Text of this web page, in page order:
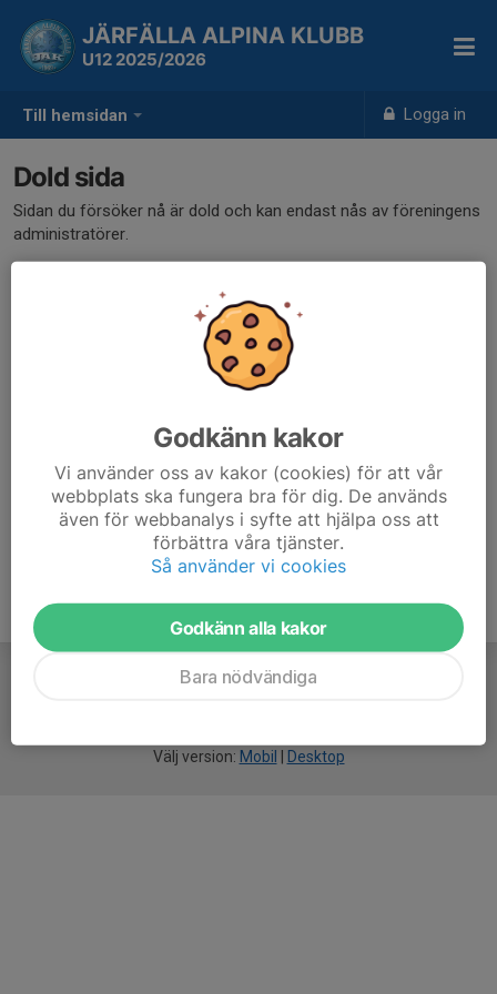
Till hemsidan Logga in
JÄRFÄLLA ALPINA KLUBB
U12 2025/2026
Dold sida
Sidan du försöker nå är dold och kan endast nås av föreningens
administratörer.
Välj version: Mobil Desktop
Godkänn kakor
Vi använder oss av kakor (cookies) för att vår
webbplats ska fungera bra för dig. De används
även för webbanalys i syfte att hjälpa oss att
förbättra våra tjänster.
Så använder vi cookies
Godkänn alla kakor
Bara nödvändiga